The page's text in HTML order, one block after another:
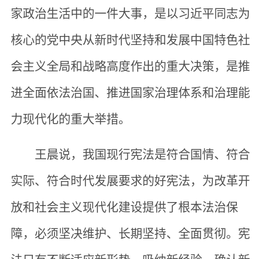
家政治生活中的一件大事，是以习近平同志为
核心的党中央从新时代坚持和发展中国特色社
会主义全局和战略高度作出的重大决策，是推
进全面依法治国、推进国家治理体系和治理能
力现代化的重大举措。
王晨说，我国现行宪法是符合国情、符合
实际、符合时代发展要求的好宪法，为改革开
放和社会主义现代化建设提供了根本法治保
障，必须坚决维护、长期坚持、全面贯彻。宪